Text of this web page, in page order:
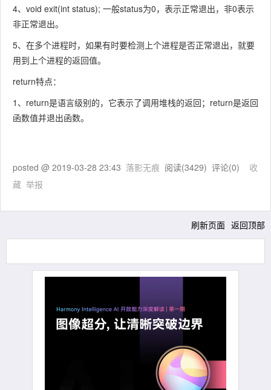
4、void exit(int status); 一般status为0，表示正常退出，非0表示
非正常退出。
5、在多个进程时，如果有时要检测上个进程是否正常退出，就要
用到上个进程的返回值。
return特点：
1、return是语言级别的，它表示了调用堆栈的返回；return是返回
函数值并退出函数。
posted @ 2019-03-28 23:43 落影无痕 阅读(3429) 评论(0) 收
藏 举报
刷新页面 返回顶部